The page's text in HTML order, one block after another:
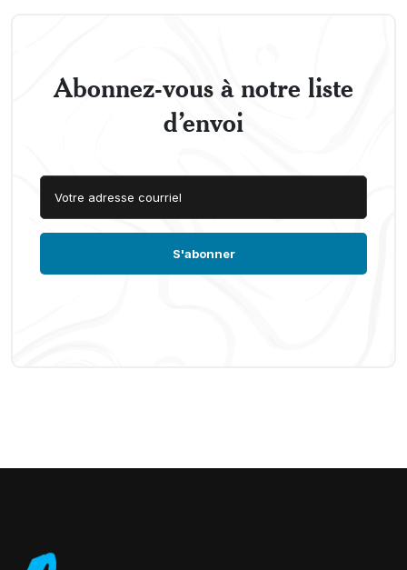
Abonnez-vous à notre liste
d’envoi